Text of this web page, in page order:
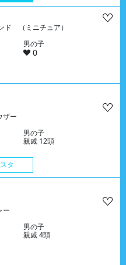
ド （ミニチュア）
男の子
0
ザー
男の子
親戚 12頭
タ
ー
男の子
親戚 4頭